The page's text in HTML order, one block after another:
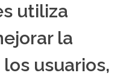
utiliza
la
usuarios,